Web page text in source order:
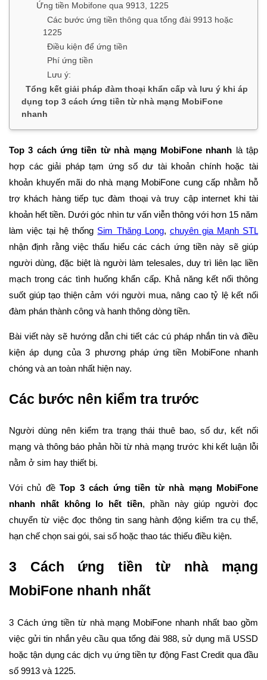
Ứng tiền Mobifone qua 9913, 1225
Các bước ứng tiền thông qua tổng đài 9913 hoặc
1225
Điều kiện để ứng tiền
Phí ứng tiền
Lưu ý:
Tổng kết giải pháp đàm thoại khẩn cấp và lưu ý khi áp
dụng top 3 cách ứng tiền từ nhà mạng MobiFone
nhanh
Top 3 cách ứng tiền từ nhà mạng MobiFone nhanh là tập
hợp các giải pháp tạm ứng số dư tài khoản chính hoặc tài
khoản khuyến mãi do nhà mạng MobiFone cung cấp nhằm hỗ
trợ khách hàng tiếp tục đàm thoại và truy cập internet khi tài
khoản hết tiền. Dưới góc nhìn tư vấn viễn thông với hơn 15 năm
làm việc tại hệ thống Sim Thăng Long, chuyên gia Mạnh STL
nhận định rằng việc thấu hiểu các cách ứng tiền này sẽ giúp
người dùng, đặc biệt là người làm telesales, duy trì liên lạc liền
mạch trong các tình huống khẩn cấp. Khả năng kết nối thông
suốt giúp tạo thiện cảm với người mua, nâng cao tỷ lệ kết nối
đàm phán thành công và hanh thông dòng tiền.
Bài viết này sẽ hướng dẫn chi tiết các cú pháp nhắn tin và điều
kiện áp dụng của 3 phương pháp ứng tiền MobiFone nhanh
chóng và an toàn nhất hiện nay.
Các bước nên kiểm tra trước
Người dùng nên kiểm tra trạng thái thuê bao, số dư, kết nối
mạng và thông báo phản hồi từ nhà mạng trước khi kết luận lỗi
nằm ở sim hay thiết bị.
Với chủ đềTop 3 cách ứng tiền từ nhà mạng MobiFone
nhanh nhất không lo hết tiền, phần này giúp người đọc
chuyển từ việc đọc thông tin sang hành động kiểm tra cụ thể,
hạn chế chọn sai gói, sai số hoặc thao tác thiếu điều kiện.
3 Cách ứng tiền từ nhà mạng
MobiFone nhanh nhất
3 Cách ứng tiền từ nhà mạng MobiFone nhanh nhất bao gồm
việc gửi tin nhắn yêu cầu qua tổng đài 988, sử dụng mã USSD
hoặc tận dụng các dịch vụ ứng tiền tự động Fast Credit qua đầu
số 9913 và 1225.